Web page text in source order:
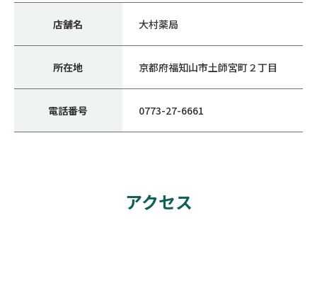
店舗名 大村薬局
所在地 京都府福知山市土師宮町２丁目
電話番号 0773-27-6661
アクセス